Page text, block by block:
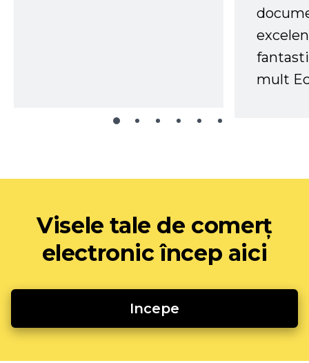
mult
Visele tale de comerț
electronic încep aici
Incepe